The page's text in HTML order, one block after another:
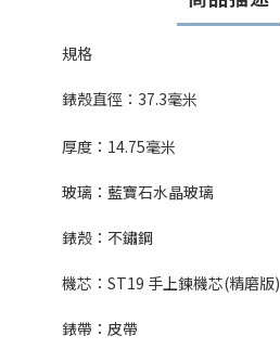
規格
錶殼直徑： 37.3毫米
厚度： 14.75毫米
玻璃：藍寶石水晶玻璃
錶殼：不鏽鋼
機芯： ST19 手上鍊機芯(精磨版)
錶帶：皮帶